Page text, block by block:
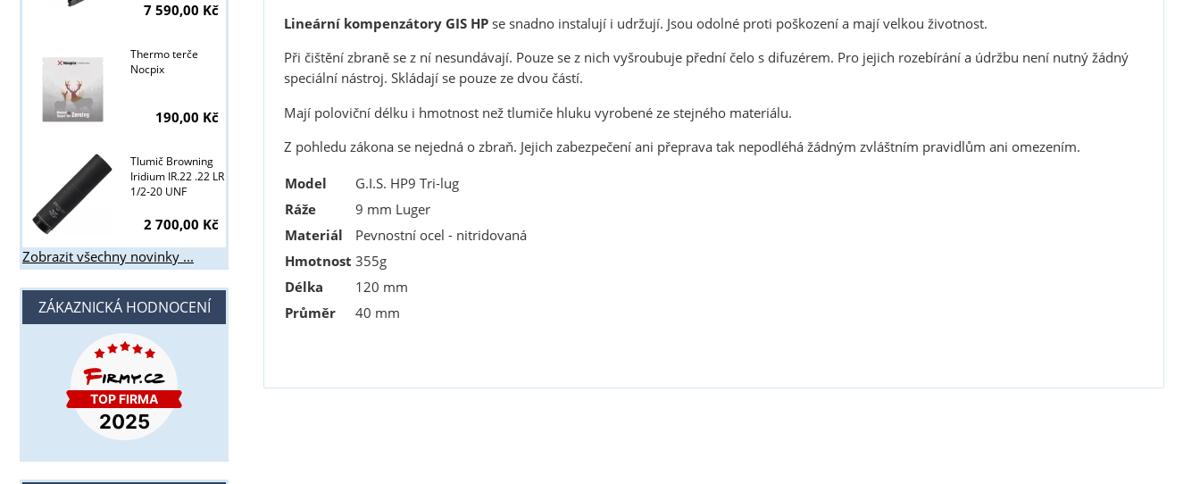
Lineární kompenzátory GIS HPse snadno instalují i udržují. Jsou odolné proti poškození a mají velkou životnost.
Při čištění zbraně se z ní nesundávají. Pouze se z nich vyšroubuje přední čelo s difuzérem. Pro jejich rozebírání a údržbu není nutný žádný
speciální nástroj. Skládají se pouze ze dvou částí.
Mají poloviční délku i hmotnost než tlumiče hluku vyrobené ze stejného materiálu.
Z pohledu zákona se nejedná o zbraň. Jejich zabezpečení ani přeprava tak nepodléhá žádným zvláštním pravidlům ani omezením.
Model
G.I.S. HP9 Tri-lug
Ráže
9 mm Luger
Materiál
Pevnostní ocel - nitridovaná
Hmotnost 355g
Délka
120 mm
Průměr
40 mm
7 590,00 Kč
Thermo terče
Nocpix
190,00 Kč
Tlumič Browning
Iridium IR.22 .22 LR
1/2-20 UNF
2 700,00 Kč
Zobrazit všechny novinky ...
ZÁKAZNICKÁ HODNOCENÍ